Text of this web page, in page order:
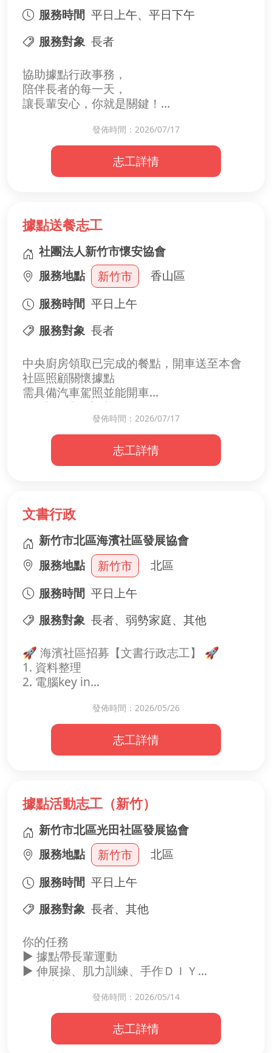
服務時間 平日上午、平日下午
服務對象 長者
協助據點行政事務，
陪伴長者的每一天，
讓長輩安心，你就是關鍵！
年長者需要的不只是陪伴，
後勤行政，也是穩定據點運作的關鍵。
【你可以做的事】
・基本電腦文書處理（Word、Excel、
PowerPoint）
【參與後的體會】
・提升辦公軟體熟練度
・認識社區中的溫暖據點
・實際參與社福第一線
發佈時間：2026/07/17
志工詳情
據點送餐志工
社團法人新竹市懷安協會
服務地點
新竹市
香山區
服務時間 平日上午
服務對象 長者
中央廚房領取已完成的餐點，開車送至本會
社區照顧關懷據點
需具備汽車駕照並能開車
• 有責任感、守時
• 願意關懷社區、服務長輩
發佈時間：2026/07/17
志工詳情
文書行政
新竹市北區海濱社區發展協會
服務地點
新竹市
北區
服務時間 平日上午
服務對象 長者、弱勢家庭、其他
🚀 海濱社區招募【文書行政志工】 🚀
1. 資料整理
2. 電腦key in
歡迎加入海濱大家庭！
發佈時間：2026/05/26
志工詳情
據點活動志工（新竹）
新竹市北區光田社區發展協會
服務地點
新竹市
北區
服務時間 平日上午
服務對象 長者、其他
你的任務
▶ 據點帶長輩運動
▶ 伸展操、肌力訓練、手作ＤＩＹ
▶ 活力有趣好玩皆可
發佈時間：2026/05/14
志工詳情